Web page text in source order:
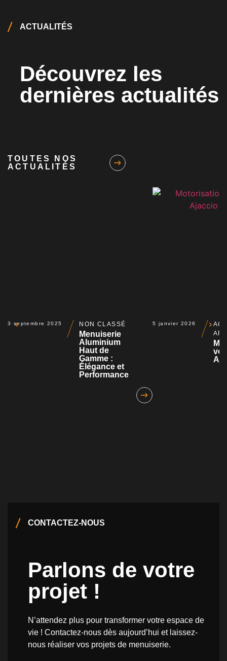
ACTUALITÉS
Découvrez les
dernières actualités
TOUTES NOS
ACTUALITÉS
3 septembre 2025 NON CLASSÉ
Menuiserie
Aluminium
Haut de
Gamme :
Élégance et
Performance
5 janvier 2026
CONTACTEZ-NOUS
Parlons de votre
projet !
N’attendez plus pour transformer votre espace de
vie ! Contactez-nous dès aujourd’hui et laissez-
nous réaliser vos projets de menuiserie.